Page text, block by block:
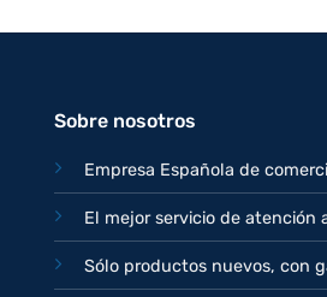
originalactual
Sobre nosotros
Empresa Española de
El mejor servicio de atención
Sólo productos nuevos, con